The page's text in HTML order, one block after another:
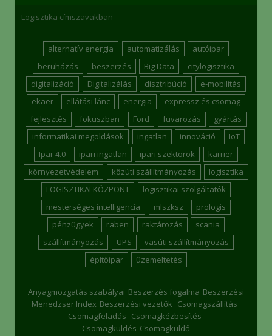
Logisztika címszavakban
alternatív energia automatizálás
autóipar
beruházás
beszerzés Big Data
citylogisztika
digitalizáció
Digitalizálás disztribúció
e-mobilitás
ekaer
ellátási lánc energia
expressz és csomag
fejlesztés
fokuszban Ford fuvarozás
gyártás
informatikai megoldások
ingatlan innováció
IoT
Ipar 4.0
ipari ingatlan ipari szektorok
karrier
környezetvédelem
közúti szállítmányozás
logisztika
LOGISZTIKAI KÖZPONT
logisztikai szolgáltatók
mesterséges intelligencia
mlszksz
prologis
pénzügyek
raben raktározás
scania
szállítmányozás
UPS
vasúti szállítmányozás
építőipar
üzemeltetés
Anyagmozgatás szabályai Beszerzés fogalma Beszerzési
Menedzser Index Beszerzési vezetők Csomagszállítás
Csomagfeladás Csomagkézbesítés
Csomagküldés Csomagküldő